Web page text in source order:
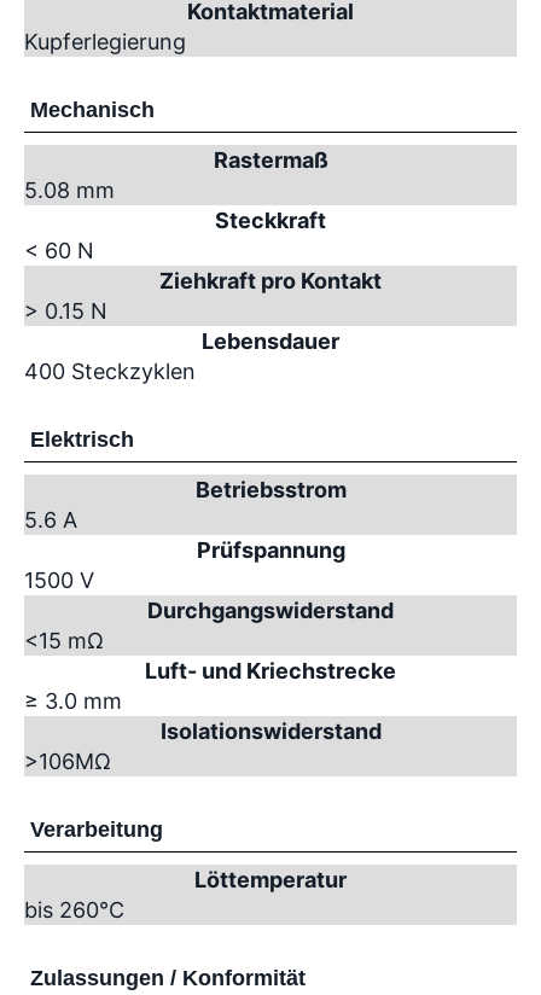
Kontaktmaterial
Kupferlegierung
Mechanisch
Rastermaß
5.08 mm
Steckkraft
< 60 N
Ziehkraft pro Kontakt
> 0.15 N
Lebensdauer
400 Steckzyklen
Elektrisch
Betriebsstrom
5.6 A
Prüfspannung
1500 V
Durchgangswiderstand
<15 mΩ
Luft- und Kriechstrecke
≥ 3.0 mm
Isolationswiderstand
>106MΩ
Verarbeitung
Löttemperatur
bis 260°C
Zulassungen / Konformität